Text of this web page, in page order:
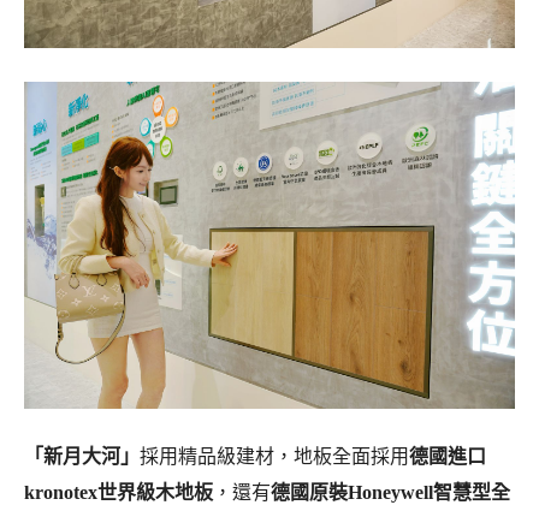
「新月大河 」 採用精品級建材，地板全面採用德國進口
kronotex世界級木地板 ，還有德國原裝Honeywell智慧型全